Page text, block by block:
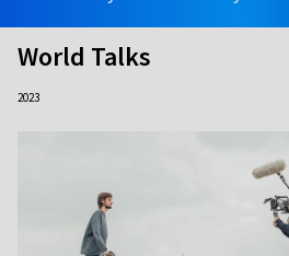
World Talks
2023